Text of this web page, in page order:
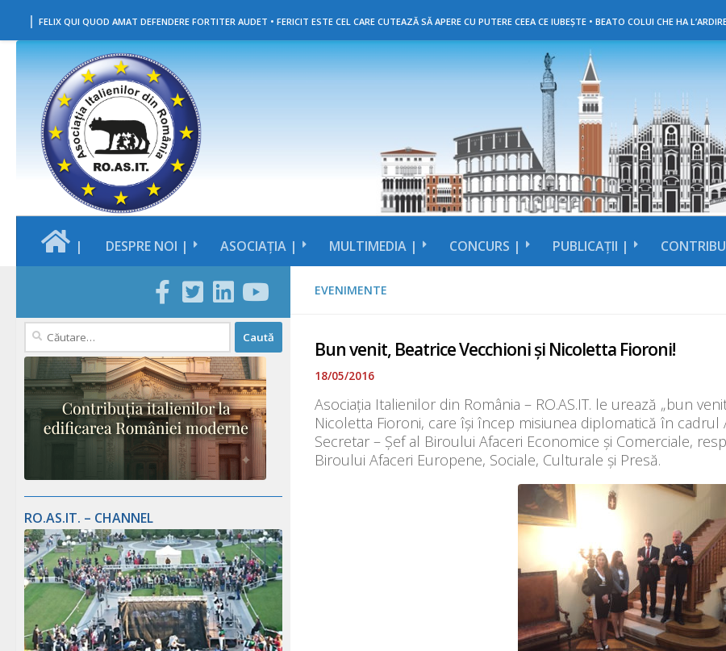
Skip to content
| FELIX QUI QUOD AMAT DEFENDERE FORTITER AUDET • FERICIT ESTE CEL CARE CUTEAZĂ SĂ APERE CU PUTERE CEEA CE IUBEȘTE • BEATO COLUI CHE HA
| DESPRE NOI | ASOCIAȚIA | MULTIMEDIA | CONCURS | PUBLICAȚII |
EVENIMENTE
Bun venit, Beatrice Vecchioni și Nicoletta Fioroni!
18/05/2016
Asociația Italienilor din România – RO.AS.IT. le urează „bun
Nicoletta Fioroni, care își încep misiunea diplomatică în cadrul
Secretar – Șef al Biroului Afaceri Economice și Comerciale,
Biroului Afaceri Europene, Sociale, Culturale și Presă.
Caută
RO.AS.IT. – CHANNEL